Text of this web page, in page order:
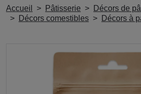
Accueil Pâtisserie
Décors de
Décors comestibles
Décors à